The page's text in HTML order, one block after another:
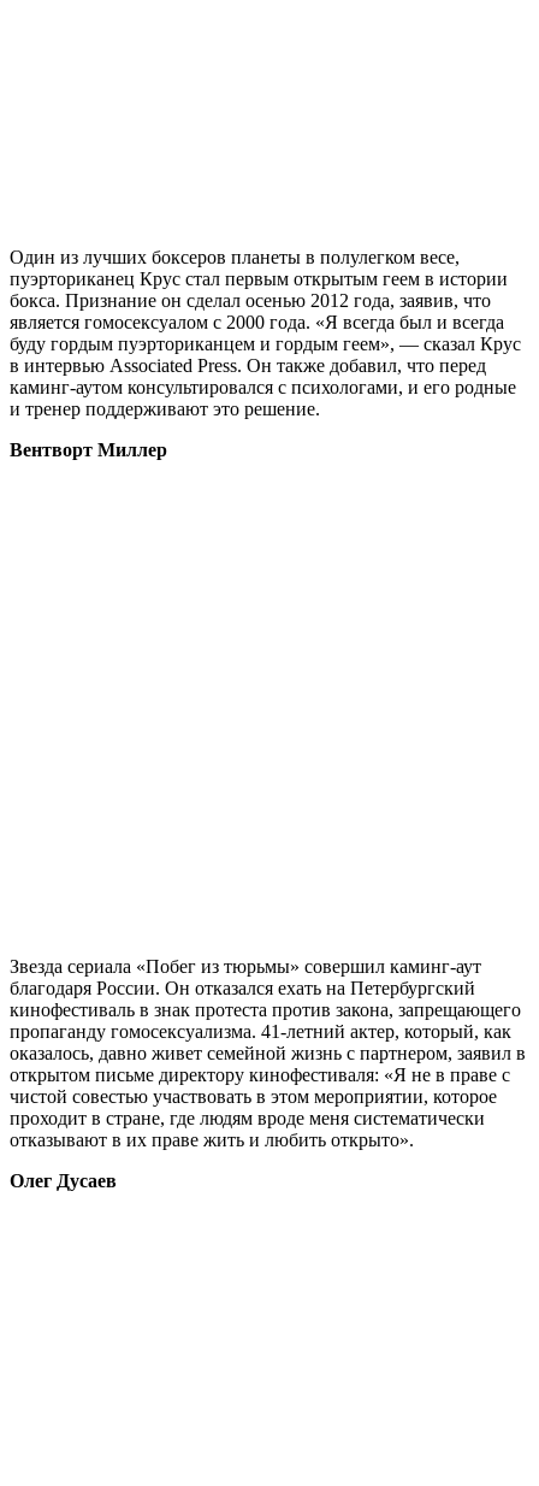
Один из лучших боксеров планеты в полулегком весе,
пуэрториканец Крус стал первым открытым геем в истории
бокса. Признание он сделал осенью 2012 года, заявив, что
является гомосексуалом с 2000 года. «Я всегда был и всегда
буду гордым пуэрториканцем и гордым геем», — сказал Крус
в интервью Associated Press. Он также добавил, что перед
каминг-аутом консультировался с психологами, и его родные
и тренер поддерживают это решение.
Вентворт Миллер
Звезда сериала «Побег из тюрьмы» совершил каминг-аут
благодаря России. Он отказался ехать на Петербургский
кинофестиваль в знак протеста против закона, запрещающего
пропаганду гомосексуализма. 41-летний актер, который, как
оказалось, давно живет семейной жизнь с партнером, заявил в
открытом письме директору кинофестиваля: «Я не в праве с
чистой совестью участвовать в этом мероприятии, которое
проходит в стране, где людям вроде меня систематически
отказывают в их праве жить и любить открыто».
Олег Дусаев